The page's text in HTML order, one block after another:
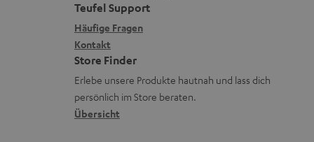
s
a
n
d
r
G
a
r
a
n
t
e
R
ü
c
k
e
x
i
k
o
n
a
k
t
d
a
t
Teufel Support
Häufige Fragen
Kontakt
Store Finder
Erlebe unsere Produkte hautnah und lass dich
persönlich im Store beraten.
Übersicht